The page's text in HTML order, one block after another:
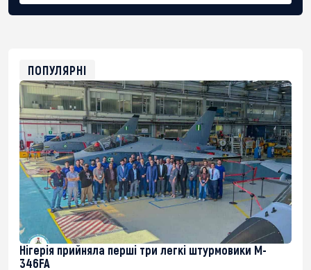
0xfD02863D3289416fcF50975c9DFda13623f97758
ПОПУЛЯРНІ
Нігерія прийняла перші три легкі штурмовики M-
346FA